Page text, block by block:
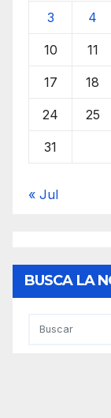
3 4
10 11
17 18
24 25
31
« Jul
BUSCA LA